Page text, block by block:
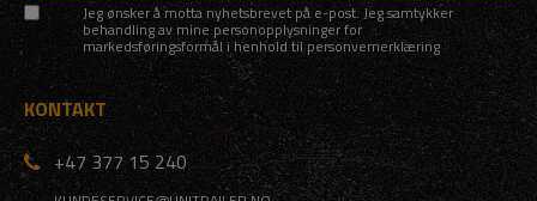
Jeg ønsker å motta nyhetsbrevet på e-post. Jeg samtykker
behandling av mine personopplysninger for
markedsføringsformål i henhold til personvernerklæring
KONTAKT
+47 377 15 240